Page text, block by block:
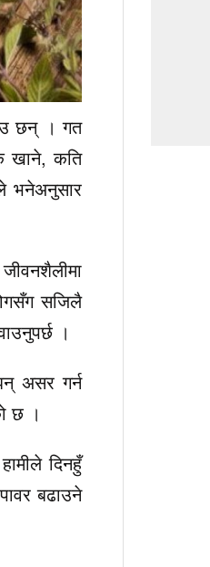
छन् । गत
खाने, कति
भनेअनुसार
सजिलै
।
असर गर्न
छ ।
दिनहुँ
बढाउने